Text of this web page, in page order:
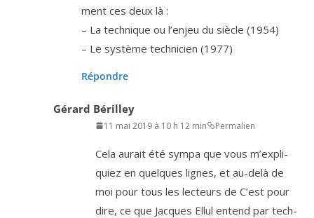
ment ces deux là :
– La tech­nique ou l’en­jeu du siècle (1954)
– Le sys­tème tech­ni­cien (1977)
Répondre
Gérard Bérilley
11 mai 2019 à 10 h 12 min Permalien
Cela aurait été sym­pa que vous m’ex­pli­
quiez en quelques lignes, et au-delà de
moi pour tous les lec­teurs de C’est pour
dire, ce que Jacques Ellul entend par tech­